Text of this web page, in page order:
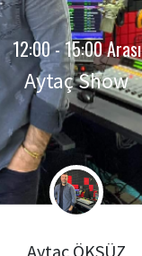
12:00 - 15:00 Arası
Aytaç Show
Aytaç ÖKSÜZ